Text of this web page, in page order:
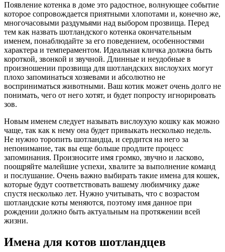
Появление котенка в доме это радостное, волнующее событие
которое сопровождается приятными хлопотами и, конечно же,
многочасовыми раздумьями над выбором прозвища. Перед
тем как назвать шотландского котенка окончательным
именем, понаблюдайте за его поведением, особенностями
характера и темпераментом. Идеальная кличка должна быть
короткой, звонкой и звучной. Длинные и неудобные в
произношении прозвища для шотландских вислоухих могут
плохо запоминаться хозяевами и абсолютно не
восприниматься животными. Ваш котик может очень долго не
понимать, чего от него хотят, и будет попросту игнорировать
зов.
Новым именем следует называть вислоухую кошку как можно
чаще, так как к нему она будет привыкать несколько недель.
Не нужно торопить шотландца, и сердится на него за
непонимание, так вы еще больше продлите процесс
запоминания. Произносите имя громко, звучно и ласково,
поощряйте малейшие успехи, хвалите за выполнение команд
и послушание. Очень важно выбирать такие имена для кошек,
которые будут соответствовать вашему любимчику даже
спустя несколько лет. Нужно учитывать, что с возрастом
шотландские коты меняются, поэтому имя данное при
рождении должно быть актуальным на протяжении всей
жизни.
Имена для котов шотландцев